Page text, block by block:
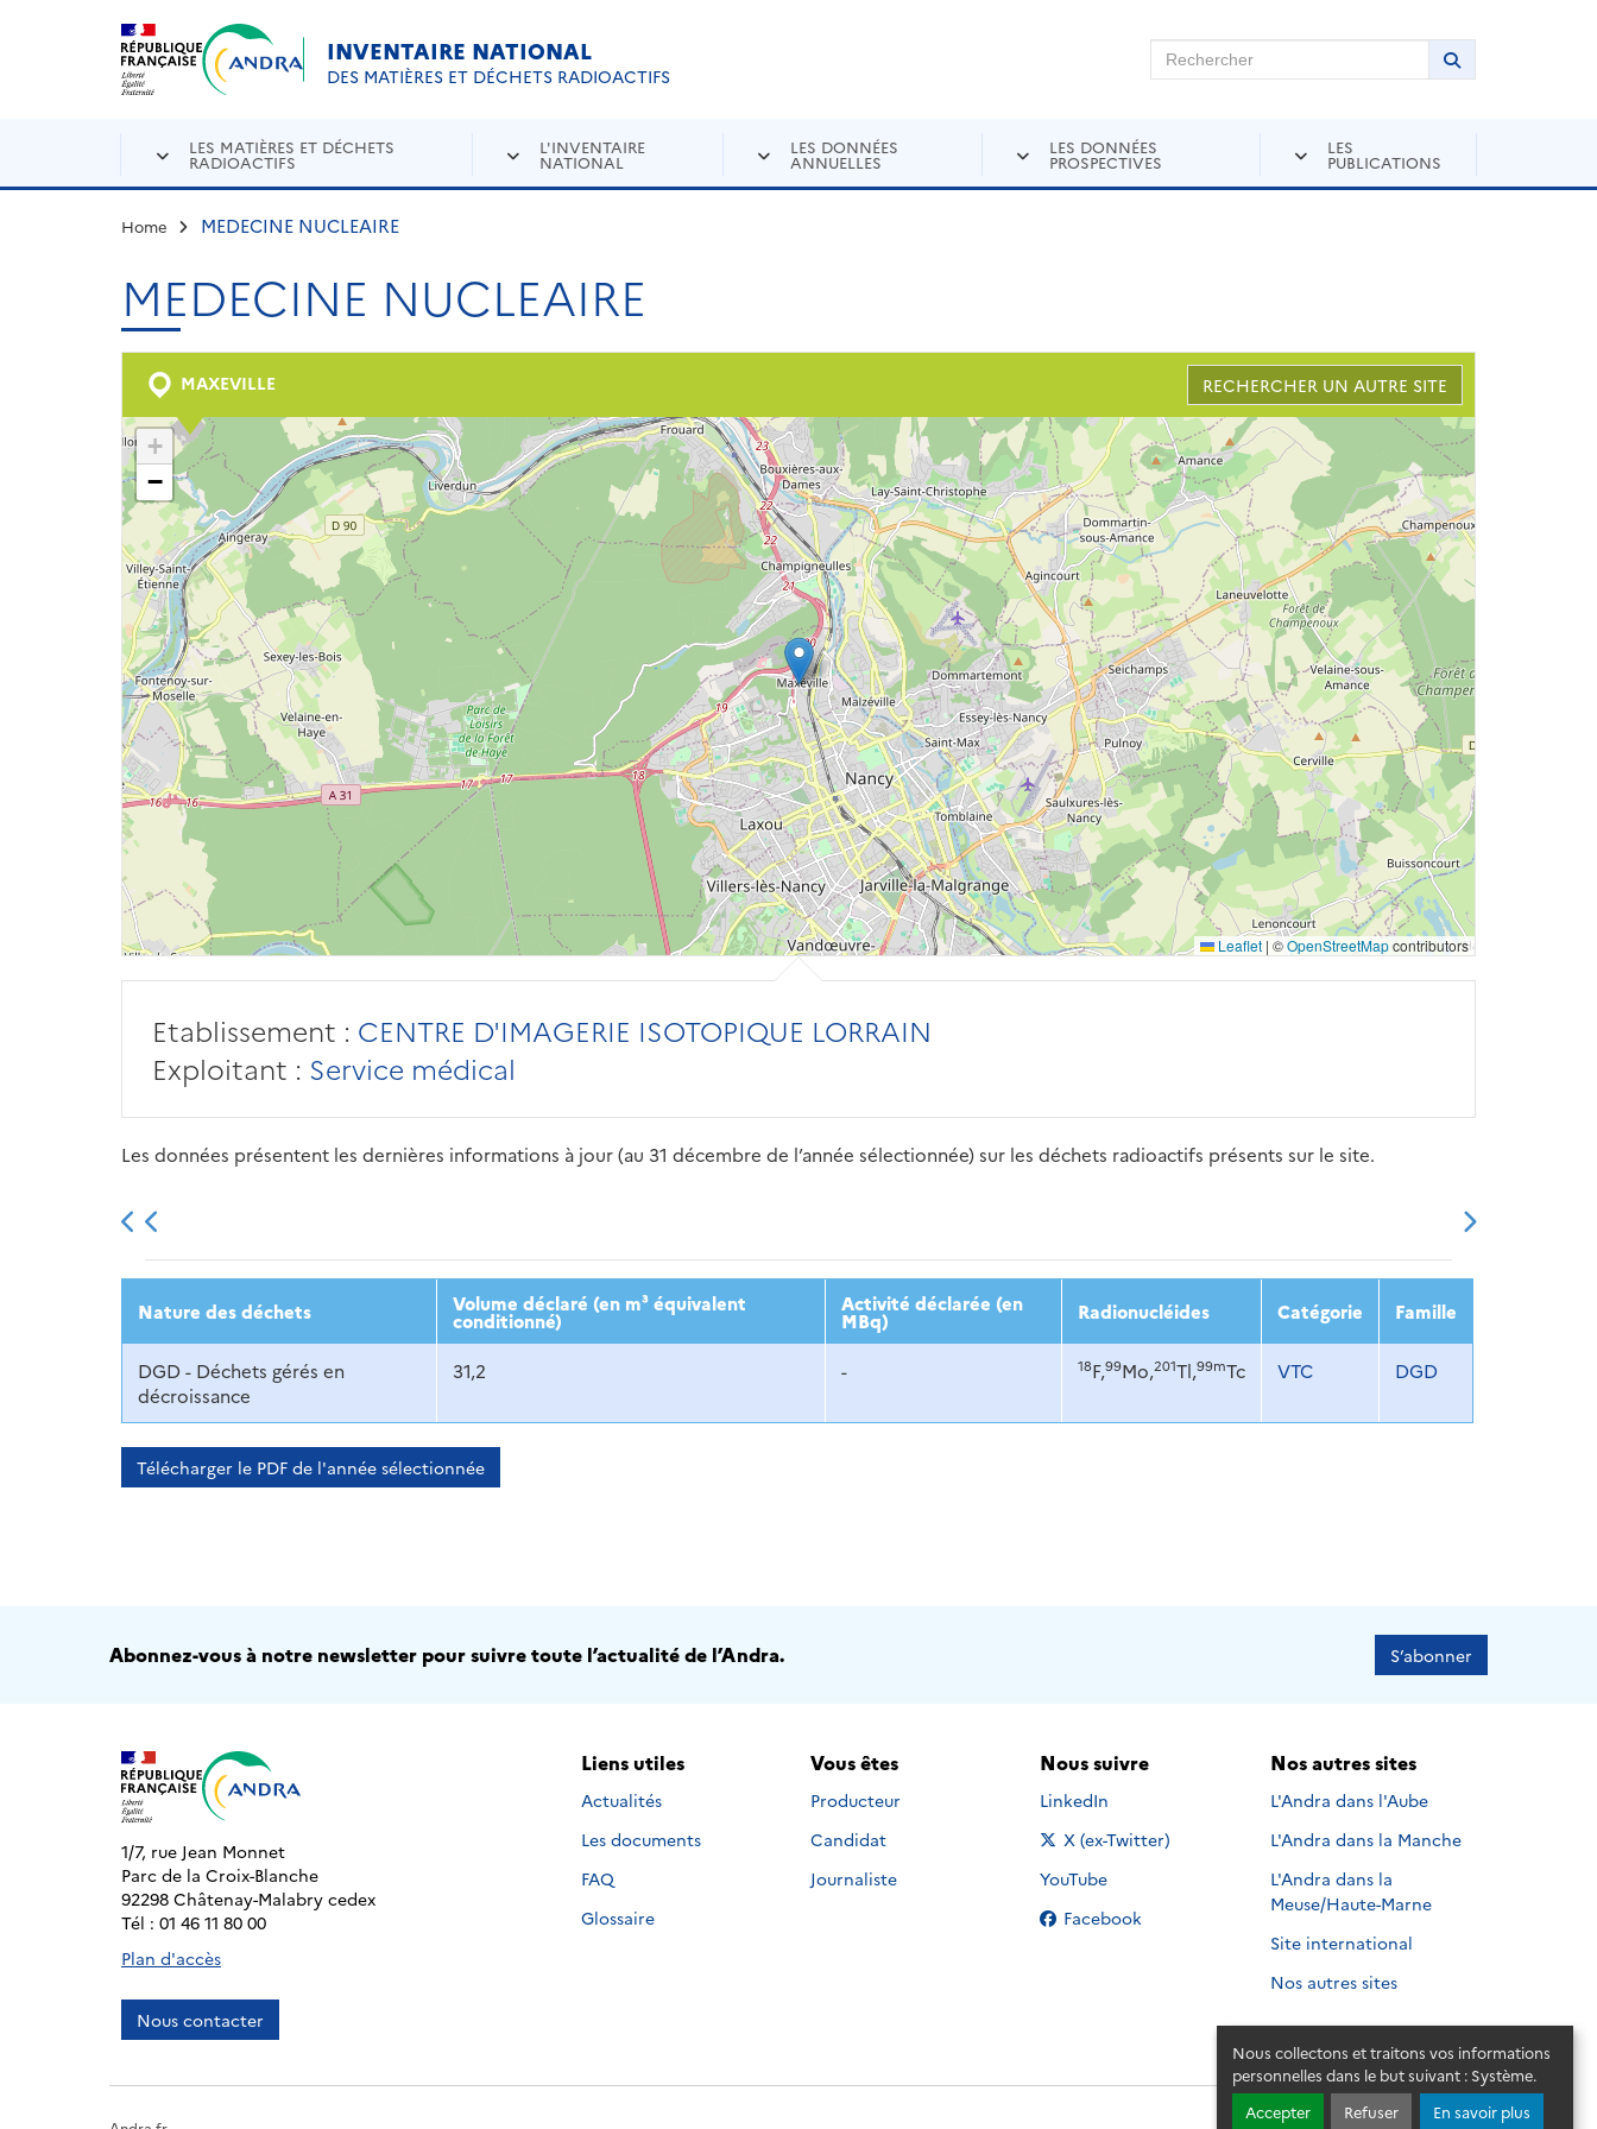
Nous collectons et traitons vos informations
personnelles dans le but suivant : Système.
Accepter
Refuser En savoir plus
Aller au contenu principal
INVENTAIRE NATIONAL
DES MATIÈRES ET DÉCHETS RADIOACTIFS
Rechercher sur Andra Inventaire Rechercher
Lancer la
LES MATIÈRES ET DÉCHETS
RADIOACTIFS
L'INVENTAIRE
NATIONAL
LES DONNÉES
ANNUELLES
LES DONNÉES
PROSPECTIVES
LES
PUBLICATIONS
Home MEDECINE NUCLEAIRE
MEDECINE NUCLEAIRE
MAXEVILLE RECHERCHER UN AUTRE SITE
+
−
Leaflet | ©OpenStreetMapcontributors
Etablissement : CENTRE D'IMAGERIE ISOTOPIQUE LORRAIN
Exploitant : Service médical
Les données présentent les dernières informations à jour (au 31 décembre de l’année sélectionnée) sur les déchets radioactifs présents sur le site.
2013 2014 2015 2016 2017 2018 2019 2020 2021 2022 2023
Nature des déchets Volume déclaré (en m³ équivalent
conditionné)
Activité déclarée (en
MBq) Radionucléides Catégorie Famille
DGD - Déchets gérés en
décroissance
31,2 - 18F,99Mo,201Tl,99mTc VTC DGD
Télécharger le PDF de l'année sélectionnée
Abonnez-vous à notre newsletter pour suivre toute l’actualité de l’Andra. S’abonner
1/7, rue Jean Monnet
Parc de la Croix-Blanche
92298 Châtenay-Malabry cedex
Tél : 01 46 11 80 00
Plan d'accès
Nous contacter
Liens utiles
Actualités
Les documents
FAQ
Glossaire
Vous êtes
Producteur
Candidat
Journaliste
Nous suivre
Nous suivre sur
LinkedIn
Nous suivre sur
X (ex-Twitter)
Nous suivre sur
YouTube
Nous suivre sur
Facebook
Nos autres sites
L'Andra dans l'Aube
L'Andra dans la Manche
L'Andra dans la
Meuse/Haute-Marne
Site international
Nos autres sites